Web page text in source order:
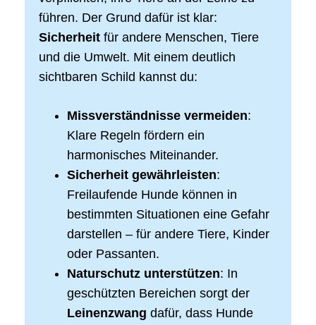
führen. Der Grund dafür ist klar:
Sicherheit für andere Menschen, Tiere
und die Umwelt. Mit einem deutlich
sichtbaren Schild kannst du:
Missverständnisse vermeiden:
Klare Regeln fördern ein
harmonisches Miteinander.
Sicherheit gewährleisten:
Freilaufende Hunde können in
bestimmten Situationen eine Gefahr
darstellen – für andere Tiere, Kinder
oder Passanten.
Naturschutz unterstützen: In
geschützten Bereichen sorgt der
Leinenzwang dafür, dass Hunde